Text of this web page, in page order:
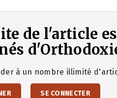
de l'article
à un nombre illimité
SE CONNECTER